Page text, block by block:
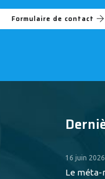
Formulaire de contact
16 juin 2026
Le méta-